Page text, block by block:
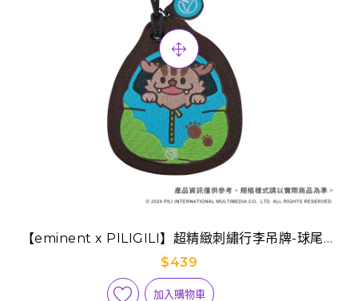
【eminent x PILIGILI】超精緻刺繡行李吊牌-球尾麒
麟
$439
加入購物車